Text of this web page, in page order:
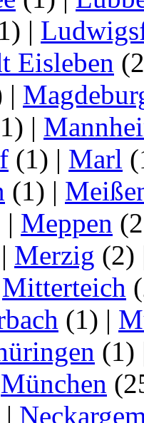
|
Eisleben
|
|
(1) | Marl
(1) |
| Meppen
| Merzig (2)
Mitterteich
(1) |
(1)
München
|